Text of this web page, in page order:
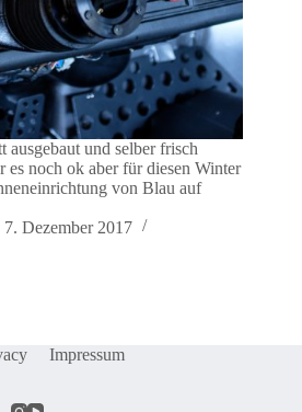
ausgebaut und selber frisch
es noch ok aber für diesen Winter
von Blau auf
7. Dezember 2017
Impressum